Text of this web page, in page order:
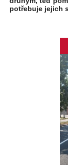
potřebuje jejich